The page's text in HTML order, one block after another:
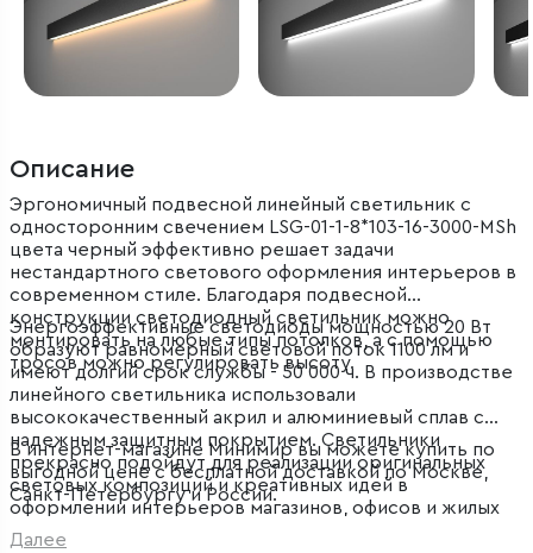
Описание
Эргономичный подвесной линейный светильник с
односторонним свечением LSG-01-1-8*103-16-3000-MSh
цвета черный эффективно решает задачи
нестандартного светового оформления интерьеров в
современном стиле. Благодаря подвесной
конструкции светодиодный светильник можно
монтировать на любые типы потолков, а с помощью
тросов можно регулировать высоту.
Энергоэффективные светодиоды мощностью 20 Вт
образуют равномерный световой поток 1100 лм и
имеют долгий срок службы - 50 000 ч. В производстве
линейного светильника использовали
высококачественный акрил и алюминиевый сплав с
надежным защитным покрытием. Светильники
прекрасно подойдут для реализации оригинальных
световых композиций и креативных идей в
оформлении интерьеров магазинов, офисов и жилых
помещений.
В интернет-магазине Минимир вы можете купить по
выгодной цене с бесплатной доставкой по Москве,
Санкт-Петербургу и России.
Далее